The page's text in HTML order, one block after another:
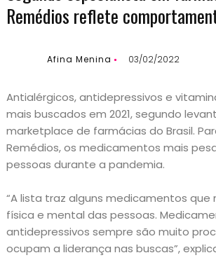
Remédios reflete
Afina Menina 03/02/2022
Antialérgicos, antidepressivos e
mais buscados em 2021, segundo
marketplace de farmácias do Brasil.
Remédios, os medicamentos mais
pessoas durante a pandemia.
“A lista traz alguns medicamentos
física e mental das pessoas.
antidepressivos sempre são muito
ocupam a liderança nas buscas”,